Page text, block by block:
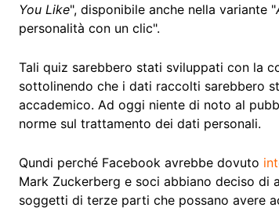
You Like", disponibile anche nella variante "
personalità con un clic".
Tali quiz sarebbero stati sviluppati con la
sottolinendo che i dati raccolti sarebbero
accademico. Ad oggi niente di noto al
norme sul trattamento dei dati personali.
Qundi perché Facebook avrebbe dovuto
Mark Zuckerberg e soci abbiano deciso di
soggetti di terze parti che possano avere